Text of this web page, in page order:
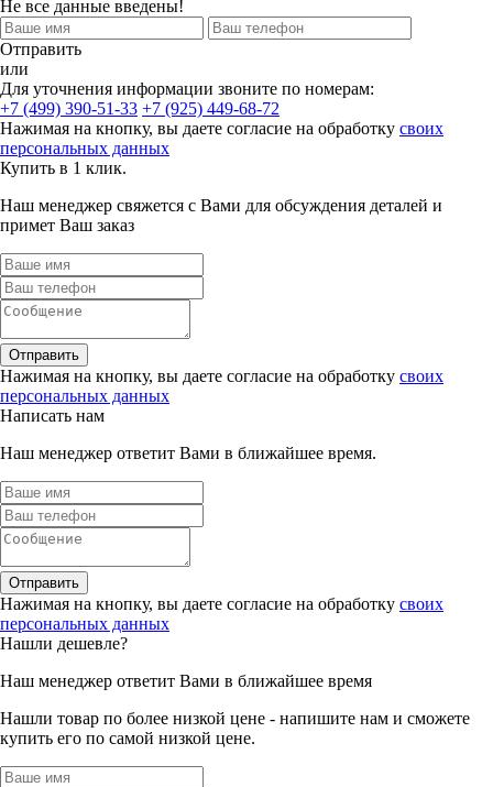
Не все данные введены!
Отправить
или
Для уточнения информации звоните по номерам:
+7 (499) 390-51-33 +7 (925) 449-68-72
Нажимая на кнопку, вы даете согласие на обработку своих
персональных данных
Купить в 1 клик.
Наш менеджер свяжется с Вами для обсуждения деталей и
примет Ваш заказ
Отправить
Нажимая на кнопку, вы даете согласие на обработку своих
персональных данных
Написать нам
Наш менеджер ответит Вами в ближайшее время.
Отправить
Нажимая на кнопку, вы даете согласие на обработку своих
персональных данных
Нашли дешевле?
Наш менеджер ответит Вами в ближайшее время
Нашли товар по более низкой цене - напишите нам и сможете
купить его по самой низкой цене.